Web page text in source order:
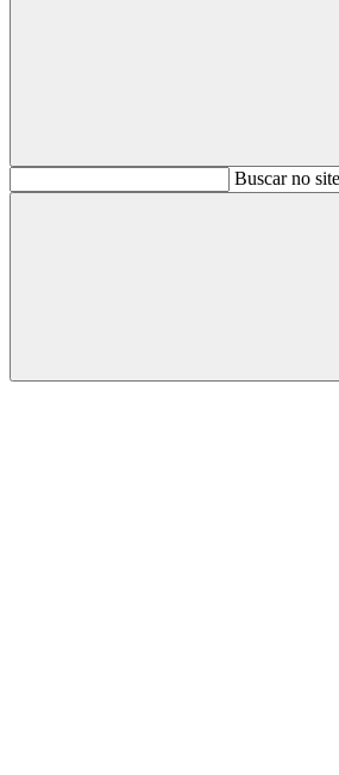
BuscarBuscar no site
Buscar